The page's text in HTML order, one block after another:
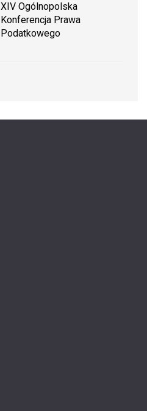
XIV Ogólnopolska
Konferencja Prawa
Podatkowego